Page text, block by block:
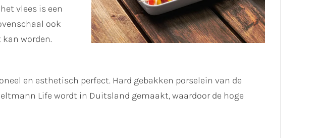
vlees is een
ook
worden.
en esthetisch perfect. Hard gebakken porselein van de
Life wordt in Duitsland gemaakt, waardoor de hoge